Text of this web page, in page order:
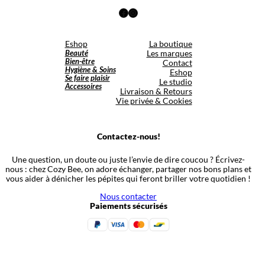
Facebook
Instagram
Eshop
Beauté
Bien-être
Hygiène & Soins
Se faire plaisir
Accessoires
La boutique
Les marques
Contact
Eshop
Le studio
Livraison & Retours
Vie privée & Cookies
Contactez-nous!
Une question, un doute ou juste l’envie de dire coucou ? Écrivez-
nous : chez Cozy Bee, on adore échanger, partager nos bons plans et
vous aider à dénicher les pépites qui feront briller votre quotidien !
Nous contacter
Paiements sécurisés